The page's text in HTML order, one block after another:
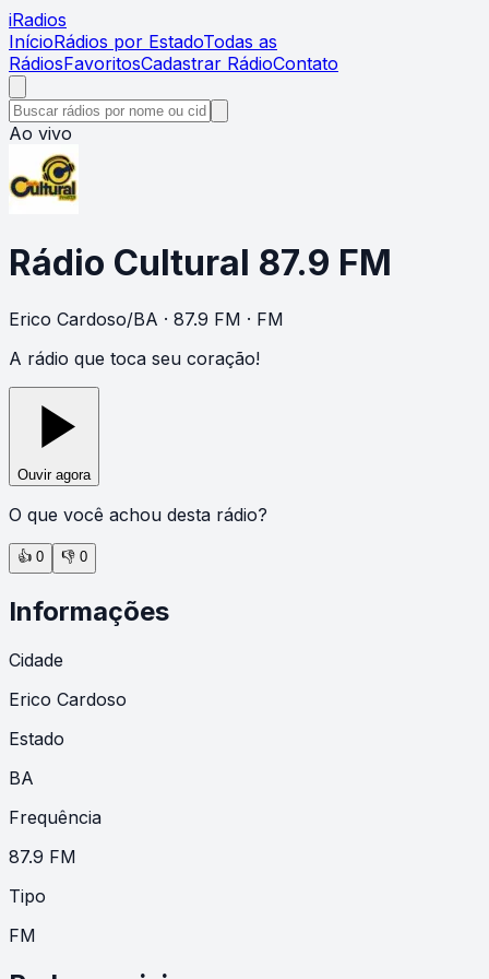
iRadios
InícioRádios por EstadoTodas as
RádiosFavoritosCadastrar RádioContato
Ao vivo
Rádio Cultural 87.9 FM
Erico Cardoso/BA · 87.9 FM · FM
A rádio que toca seu coração!
Ouvir agora
O que você achou desta rádio?
👍 0 👎 0
Informações
Cidade
Erico Cardoso
Estado
BA
Frequência
87.9 FM
Tipo
FM